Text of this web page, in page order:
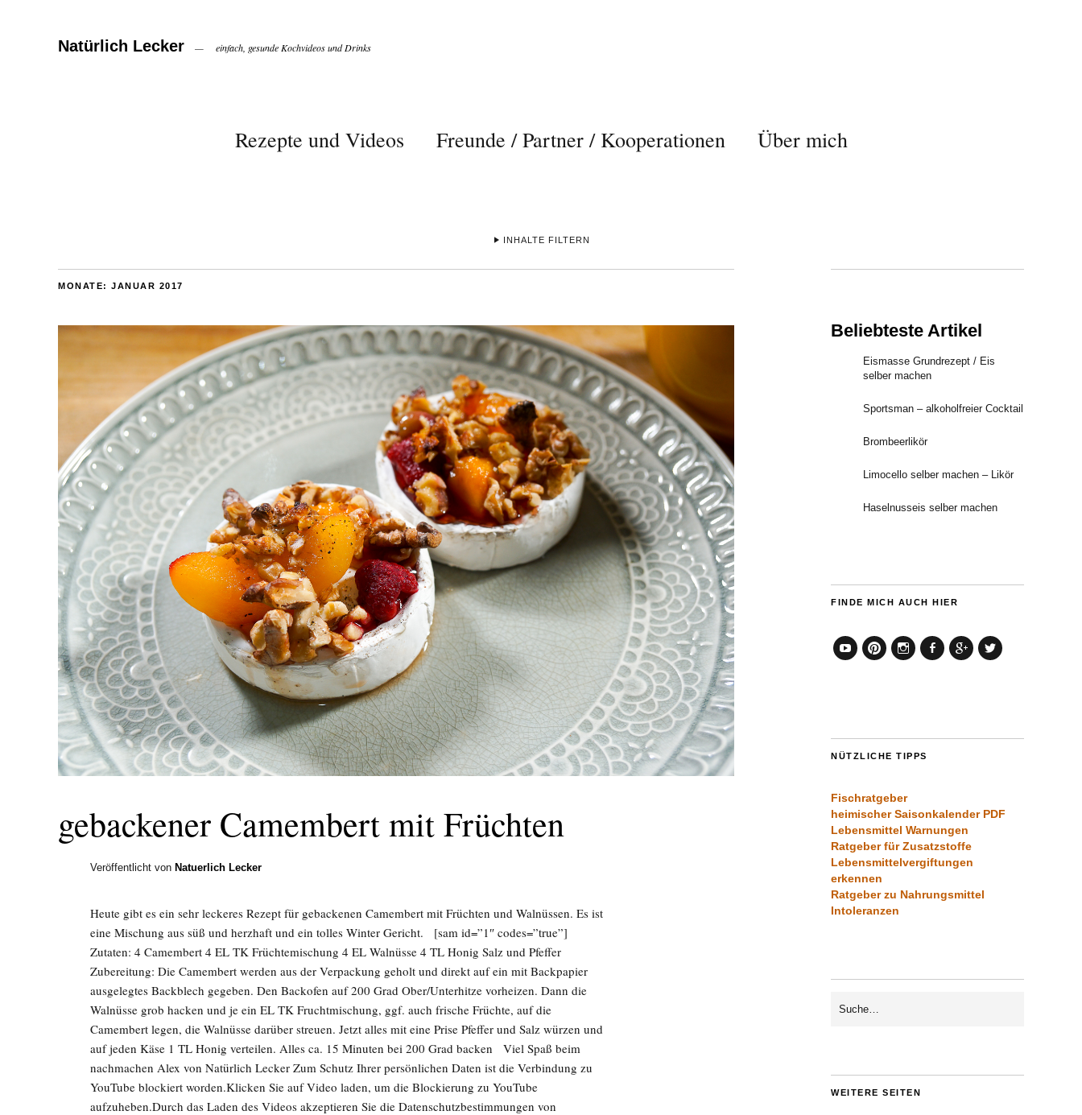
Natürlich Lecker einfach, gesunde Kochvideos und Drinks
Rezepte und Videos Freunde / Partner / Kooperationen Über mich
INHALTE FILTERN
MONATE: JANUAR 2017
gebackener Camembert mit Früchten
Veröffentlicht von Natuerlich Lecker
Heute gibt es ein sehr leckeres Rezept für gebackenen Camembert mit Früchten und Walnüssen. Es ist
eine Mischung aus süß und herzhaft und ein tolles Winter Gericht. [sam id=”1″ codes=”true”]
Zutaten: 4 Camembert 4 EL TK Früchtemischung 4 EL Walnüsse 4 TL Honig Salz und Pfeffer
Zubereitung: Die Camembert werden aus der Verpackung geholt und direkt auf ein mit Backpapier
ausgelegtes Backblech gegeben. Den Backofen auf 200 Grad Ober/Unterhitze vorheizen. Dann die
Walnüsse grob hacken und je ein EL TK Fruchtmischung, ggf. auch frische Früchte, auf die
Camembert legen, die Walnüsse darüber streuen. Jetzt alles mit eine Prise Pfeffer und Salz würzen und
auf jeden Käse 1 TL Honig verteilen. Alles ca. 15 Minuten bei 200 Grad backen Viel Spaß beim
nachmachen Alex von Natürlich Lecker Zum Schutz Ihrer persönlichen Daten ist die Verbindung zu
YouTube blockiert worden.Klicken Sie auf Video laden, um die Blockierung zu YouTube
aufzuheben.Durch das Laden des Videos akzeptieren Sie die Datenschutzbestimmungen von
Beliebteste Artikel
Eismasse Grundrezept / Eis
selber machen
Sportsman – alkoholfreier Cocktail
Brombeerlikör
Limocello selber machen – Likör
Haselnusseis selber machen
FINDE MICH AUCH HIER
NÜTZLICHE TIPPS
Fischratgeber
heimischer Saisonkalender PDF
Lebensmittel Warnungen
Ratgeber für Zusatzstoffe
Lebensmittelvergiftungen
erkennen
Ratgeber zu Nahrungsmittel
Intoleranzen
WEITERE SEITEN